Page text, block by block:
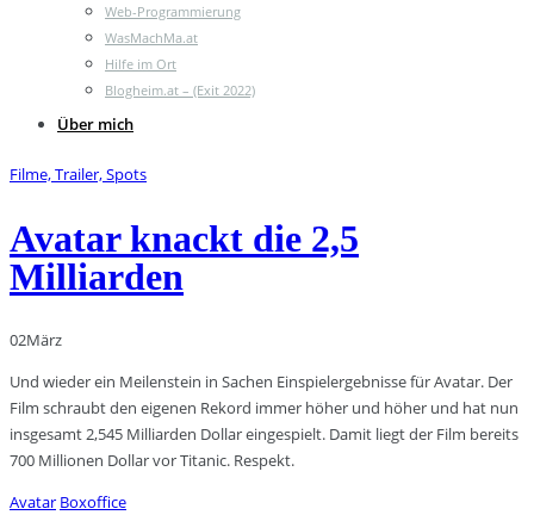
Web-Programmierung
WasMachMa.at
Hilfe im Ort
Blogheim.at – (Exit 2022)
Über mich
Filme, Trailer, Spots
Avatar knackt die 2,5
Milliarden
02März
Und wieder ein Meilenstein in Sachen Einspielergebnisse für Avatar. Der
Film schraubt den eigenen Rekord immer höher und höher und hat nun
insgesamt 2,545 Milliarden Dollar eingespielt. Damit liegt der Film bereits
700 Millionen Dollar vor Titanic. Respekt.
Avatar Boxoffice